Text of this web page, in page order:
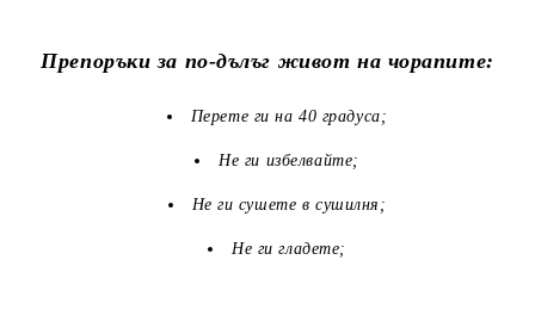
Препоръки за по-дълъг живот на чорапите:
Перете ги на 40 градуса;
Не ги избелвайте;
Не ги сушете в сушилня;
Не ги гладете;